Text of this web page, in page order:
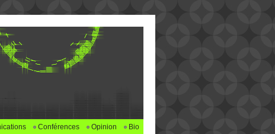
Conférences Opinion
Bio